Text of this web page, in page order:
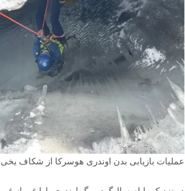
عملیات بازیابی بدن اوندری هوسرکا از شکاف یخی